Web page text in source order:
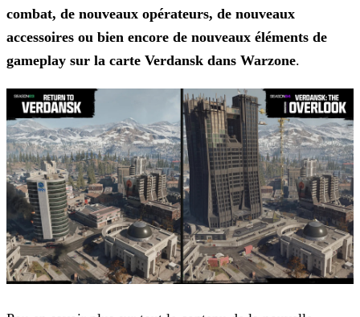
combat, de nouveaux opérateurs, de nouveaux
accessoires ou bien encore de nouveaux éléments de
gameplay sur la carte Verdansk dans Warzone.